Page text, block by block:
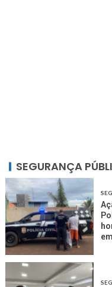
SEGURANÇA